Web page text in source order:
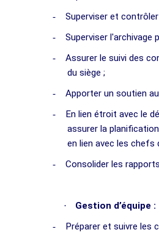
- Superviser et
- Superviser l'archivage
-
Assurer le suivi des
du siège ;
- Apporter un soutien
-
En lien étroit avec le
assurer la
en lien avec les chefs
- Consolider les
· Gestion d’équipe :
- Préparer et suivre les